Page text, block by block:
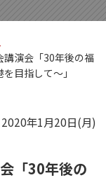
講演会「30年後の福
目指して～」
2020年1月20日(月)
「30年後の